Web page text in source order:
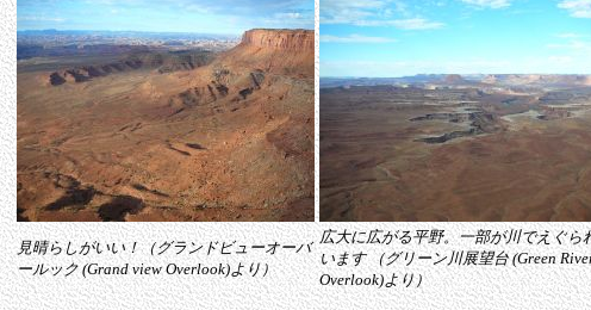
見晴らしがいい！（グランドビューオーバ
ールック (Grand view Overlook)より）
広大に広がる平野。一部が川でえぐら
います （グリーン川展望台 (Green
Overlook)より）